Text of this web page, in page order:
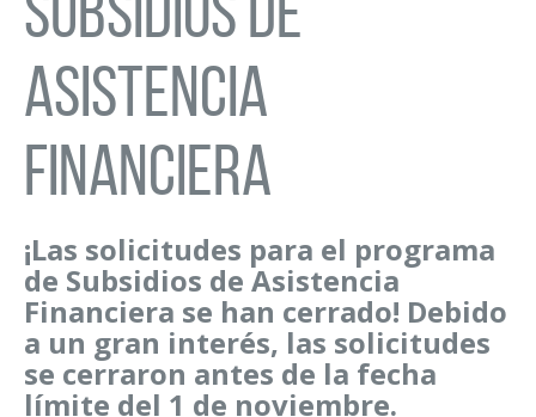
Asistencia
Financiera
¡Las solicitudes para el programa
de Subsidios de Asistencia
Financiera se han cerrado! Debido
a un gran interés, las solicitudes
se cerraron antes de la fecha
límite del 1 de noviembre.